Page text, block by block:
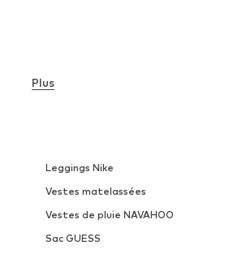
Leggings Nike
Vestes matelassées
Vestes de pluie NAVAHOO
Sac GUESS
Plus